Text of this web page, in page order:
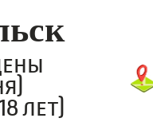
лет)